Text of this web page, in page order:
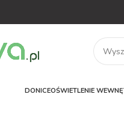
DONICEOŚWIETLENIE